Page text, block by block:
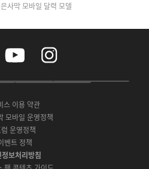
사막 모바일 달력 모델
o
t
b
e
i
n
t
r
a
A
p
S
t
o
r
e
G
S
스 이용 약관
모바일 운영정책
운영정책
벤트 정책
보처리방침